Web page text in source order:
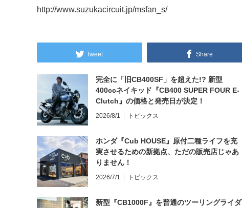
http://www.suzukacircuit.jp/msfan_s/
Tweet Share
完全に「旧CB400SF」を超えた!? 新型
400ccネイキッド『CB400 SUPER FOUR E-
Clutch』の価格と発売日が決定！
2026/8/1 トピックス
ホンダ『Cub HOUSE』原付二種ライフを充
実させるための新拠点、ただの販売店じゃあ
りません！
2026/7/1 トピックス
新型『CB1000F』を普通のツーリングライダ